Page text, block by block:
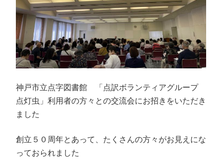
神戸市立点字図書館 「点訳ボランティアグループ
点灯虫」利用者の方々との交流会にお招きをいただき
ました
創立５０周年とあって、たくさんの方々がお見えにな
っておられました